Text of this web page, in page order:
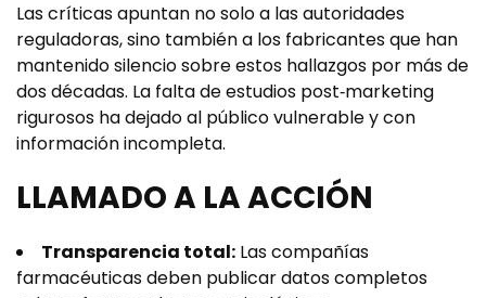
Las críticas apuntan no solo a las autoridades
reguladoras, sino también a los fabricantes que han
mantenido silencio sobre estos hallazgos por más de
dos décadas. La falta de estudios post‑marketing
rigurosos ha dejado al público vulnerable y con
información incompleta.
LLAMADO A LA ACCIÓN
Transparencia total: Las compañías
farmacéuticas deben publicar datos completos